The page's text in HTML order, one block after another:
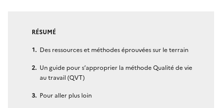
RÉSUMÉ
Des ressources et méthodes éprouvées sur le terrain
Un guide pour s’approprier la méthode Qualité de vie
au travail (QVT)
Pour aller plus loin